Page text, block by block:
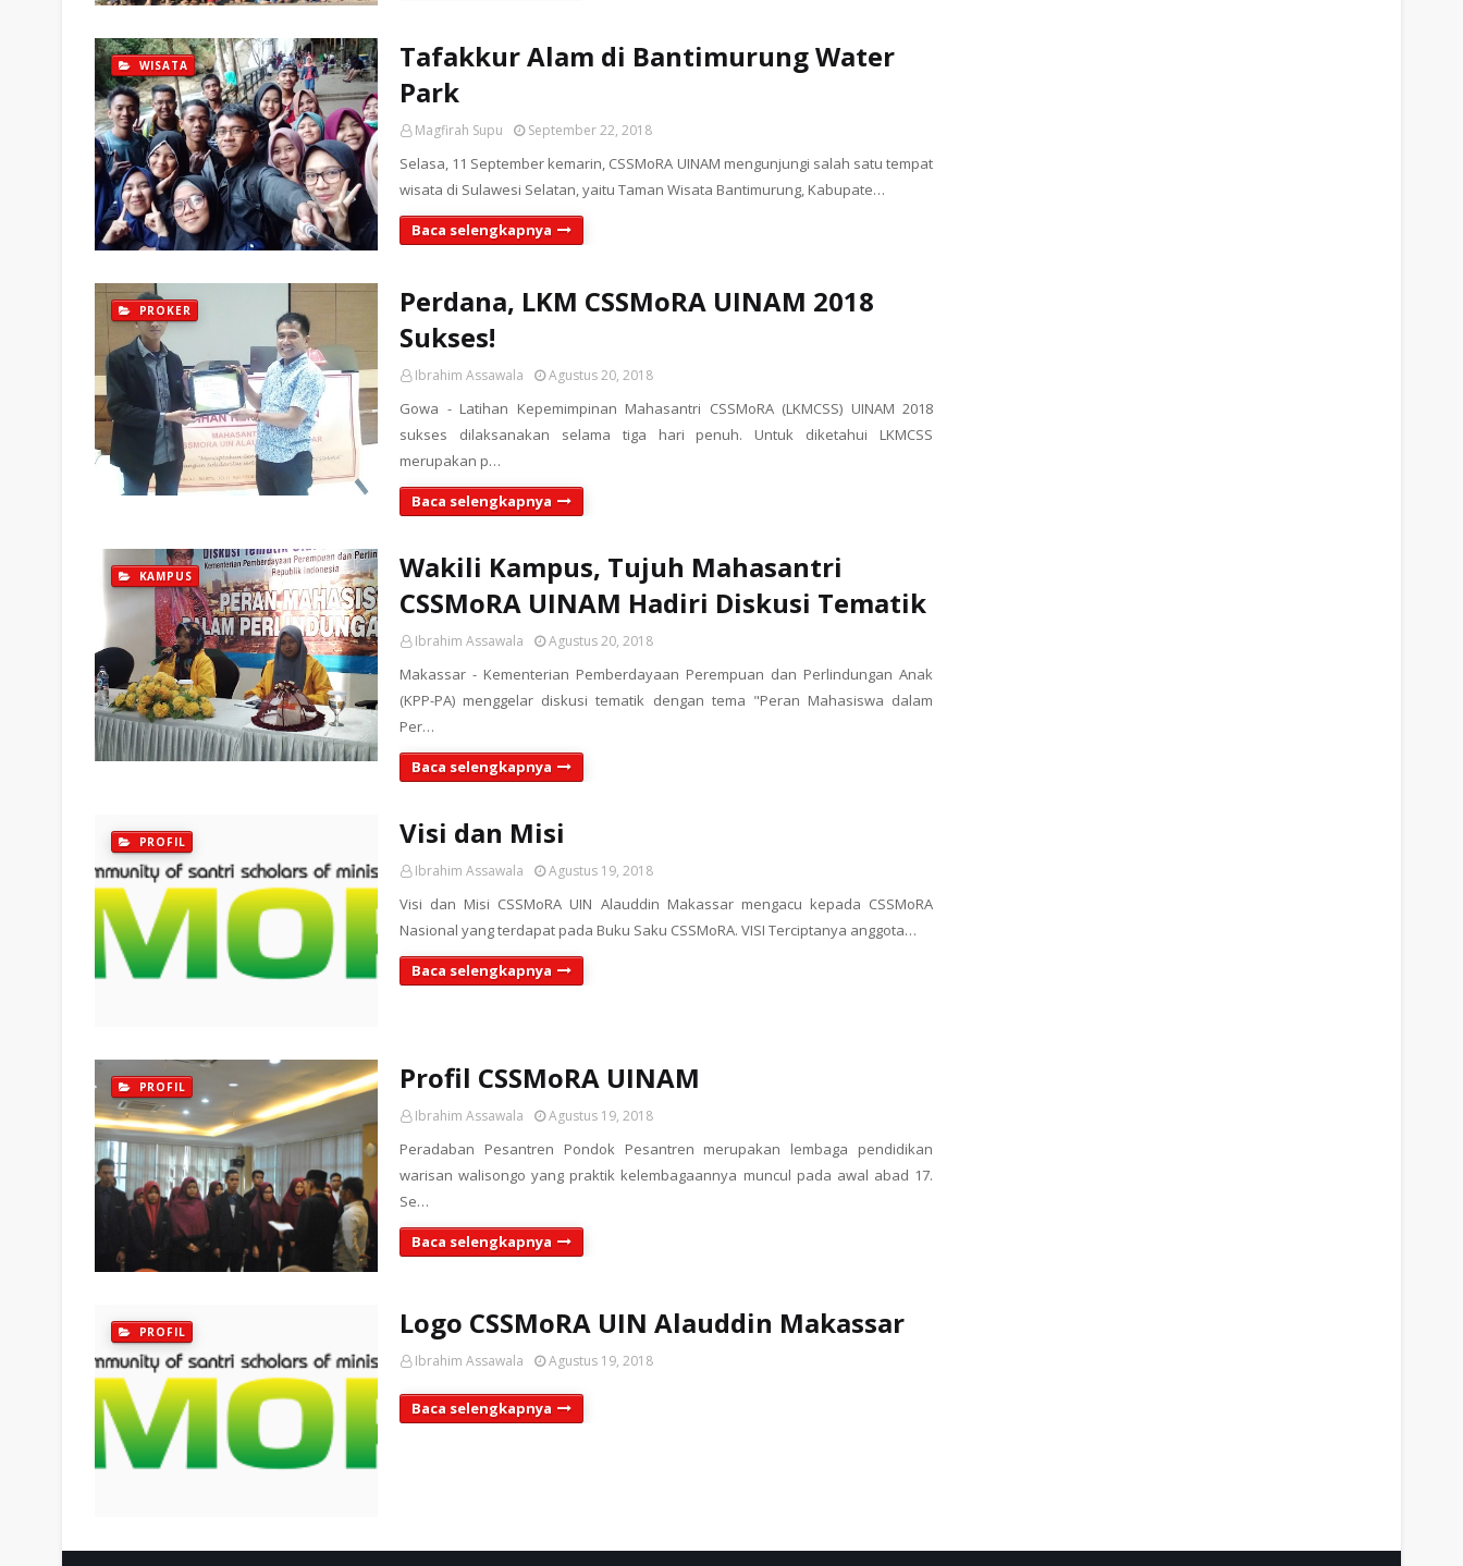
WISATA
Tafakkur Alam di Bantimurung Water
Park
Magfirah Supu September 22, 2018
Selasa, 11 September kemarin, CSSMoRA UINAM mengunjungi salah satu tempat
wisata di Sulawesi Selatan, yaitu Taman Wisata Bantimurung, Kabupate…
Baca selengkapnya
PROKER
Perdana, LKM CSSMoRA UINAM 2018
Sukses!
Ibrahim Assawala Agustus 20, 2018
Gowa - Latihan Kepemimpinan Mahasantri CSSMoRA (LKMCSS) UINAM 2018
sukses dilaksanakan selama tiga hari penuh. Untuk diketahui LKMCSS
merupakan p…
Baca selengkapnya
KAMPUS
Wakili Kampus, Tujuh Mahasantri
CSSMoRA UINAM Hadiri Diskusi Tematik
Ibrahim Assawala Agustus 20, 2018
Makassar - Kementerian Pemberdayaan Perempuan dan Perlindungan Anak
(KPP-PA) menggelar diskusi tematik dengan tema "Peran Mahasiswa dalam
Per…
Baca selengkapnya
PROFIL Visi dan Misi
Ibrahim Assawala Agustus 19, 2018
Visi dan Misi CSSMoRA UIN Alauddin Makassar mengacu kepada CSSMoRA
Nasional yang terdapat pada Buku Saku CSSMoRA. VISI Terciptanya anggota…
Baca selengkapnya
PROFIL Profil CSSMoRA UINAM
Ibrahim Assawala Agustus 19, 2018
Peradaban Pesantren Pondok Pesantren merupakan lembaga pendidikan
warisan walisongo yang praktik kelembagaannya muncul pada awal abad 17.
Se…
Baca selengkapnya
PROFIL Logo CSSMoRA UIN Alauddin Makassar
Ibrahim Assawala Agustus 19, 2018
Baca selengkapnya